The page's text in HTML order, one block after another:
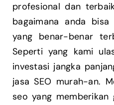
profesional dan
bagaimana anda
yang benar-benar
Seperti yang kami
investasi jangka
jasa SEO murah-an.
seo yang